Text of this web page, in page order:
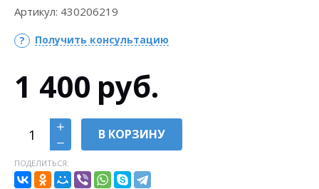
Артикул: 430206219
Получить консультацию
1 400 руб.
В КОРЗИНУ
ПОДЕЛИТЬСЯ: